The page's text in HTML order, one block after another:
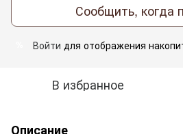
Сообщить, когда
Войти для отображения
В избранное
Описание